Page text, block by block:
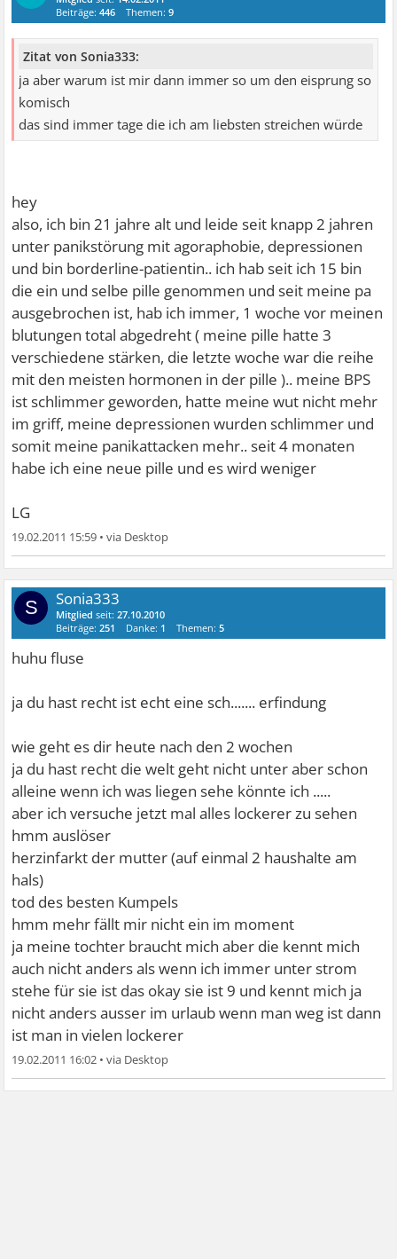
Beiträge:446 Themen:9
Zitat von Sonia333:
ja aber warum ist mir dann immer so um den eisprung so
komisch
das sind immer tage die ich am liebsten streichen würde
hey
also, ich bin 21 jahre alt und leide seit knapp 2 jahren
unter panikstörung mit agoraphobie, depressionen
und bin borderline-patientin.. ich hab seit ich 15 bin
die ein und selbe pille genommen und seit meine pa
ausgebrochen ist, hab ich immer, 1 woche vor meinen
blutungen total abgedreht ( meine pille hatte 3
verschiedene stärken, die letzte woche war die reihe
mit den meisten hormonen in der pille ).. meine BPS
ist schlimmer geworden, hatte meine wut nicht mehr
im griff, meine depressionen wurden schlimmer und
somit meine panikattacken mehr.. seit 4 monaten
habe ich eine neue pille und es wird weniger
LG
19.02.2011 15:59 •
S Sonia333
Mitglied seit:27.10.2010
Beiträge:251 Danke: 1 Themen:5
huhu fluse
ja du hast recht ist echt eine sch....... erfindung
wie geht es dir heute nach den 2 wochen
ja du hast recht die welt geht nicht unter aber schon
alleine wenn ich was liegen sehe könnte ich .....
aber ich versuche jetzt mal alles lockerer zu sehen
hmm auslöser
herzinfarkt der mutter (auf einmal 2 haushalte am
hals)
tod des besten Kumpels
hmm mehr fällt mir nicht ein im moment
ja meine tochter braucht mich aber die kennt mich
auch nicht anders als wenn ich immer unter strom
stehe für sie ist das okay sie ist 9 und kennt mich ja
nicht anders ausser im urlaub wenn man weg ist dann
ist man in vielen lockerer
19.02.2011 16:02 •